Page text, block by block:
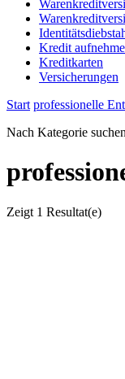
Kredit
Kreditkarten
Versicherungen
Start professionelle
Nach Kategorie suchen
Zeigt 1 Resultat(e)